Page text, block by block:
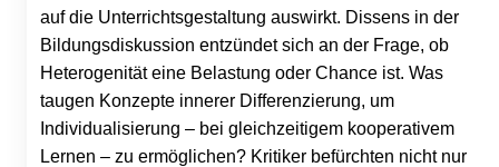
auf die Unterrichtsgestaltung auswirkt. Dissens in der
Bildungsdiskussion entzündet sich an der Frage, ob
Heterogenität eine Belastung oder Chance ist. Was
taugen Konzepte innerer Differenzierung, um
Individualisierung – bei gleichzeitigem kooperativem
Lernen – zu ermöglichen? Kritiker befürchten nicht nur